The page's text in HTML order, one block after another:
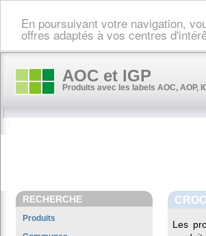
En poursuivant votre navigation,
offres adaptés à vos centres
AOC et IGP
Produits avec les labels AOC, AOP,
RECHERCHE
Produits
Les